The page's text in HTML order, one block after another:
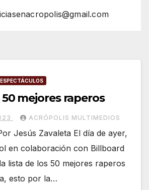
ESPECTÁCULOS
mejores raperos
ACRÓPOLIS MULTIMEDIOS
Jesús Zavaleta El día de ayer,
en colaboración con Billboard
lista de los 50 mejores raperos
esto por la…